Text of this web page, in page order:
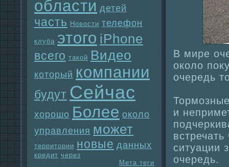
области детей
часть Новости телефон
клуба этого iPhone
всего такой Видео
который компании
будут Сейчас
хорошо Более около
упpaвления может
территории новые данных
кредит через
Мета теги
В мирe
около
очередь
и
ситуации
очеpедь.